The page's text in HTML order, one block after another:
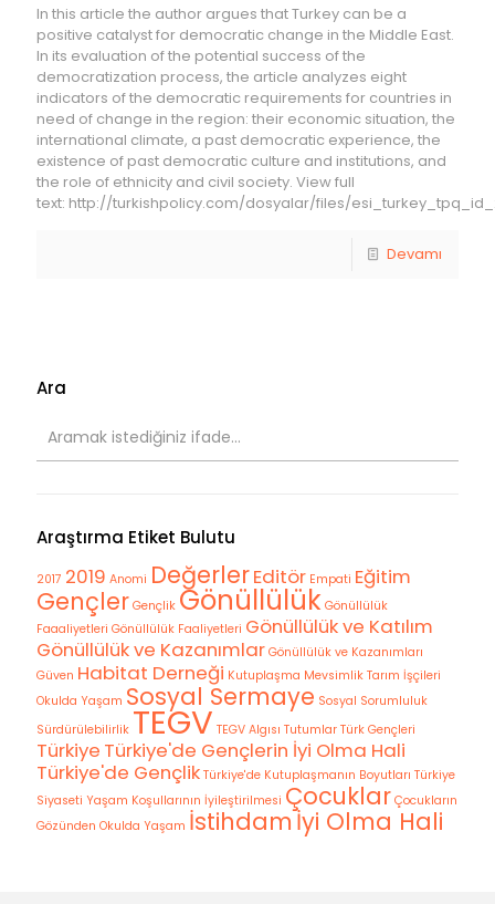
In this article the author argues that Turkey can be a
positive catalyst for democratic change in the Middle East.
In its evaluation of the potential success of the
democratization process, the article analyzes eight
indicators of the democratic requirements for countries in
need of change in the region: their economic situation, the
international climate, a past democratic experience, the
existence of past democratic culture and institutions, and
the role of ethnicity and civil society. View full
text: http://turkishpolicy.com/dosyalar/files/
Devamı
Ara
Araştırma Etiket Bulutu
2017 2019 Anomi DeğerlerEditör Empati Eğitim
Gençler Gençlik Gönüllülük Gönüllülük
Faaaliyetleri Gönüllülük Faaliyetleri Gönüllülük ve Katılım
Gönüllülük ve Kazanımlar Gönüllülük ve Kazanımları
Güven Habitat Derneği Kutuplaşma Mevsimlik Tarım İşçileri
Okulda Yaşam Sosyal Sermaye Sosyal Sorumluluk
Sürdürülebilirlik TEGV TEGV Algısı Tutumlar Türk Gençleri
Türkiye Türkiye'de Gençlerin İyi Olma Hali
Türkiye'de Gençlik Türkiye'de Kutuplaşmanın Boyutları Türkiye
Siyaseti Yaşam Koşullarının İyileştirilmesi Çocuklar Çocukların
Gözünden Okulda Yaşam İstihdamİyi Olma Hali